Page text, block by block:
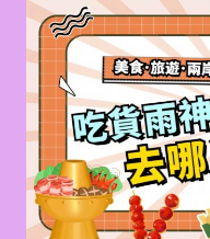
Skip
content